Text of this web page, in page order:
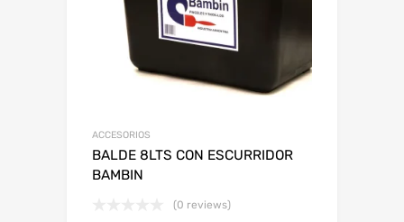
ACCESORIOS
BALDE 8LTS CON ESCURRIDOR
BAMBIN
(0 reviews)